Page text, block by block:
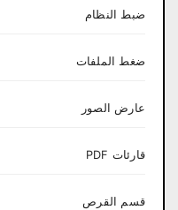
ضبط النظام
ضغط الملفات
عارض الصور
قارئات PDF
قسم القرص